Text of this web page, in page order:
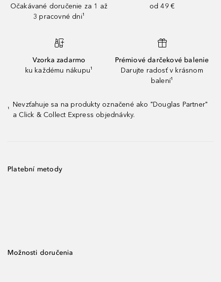
Očakávané doručenie za 1 až
3 pracovné dni¹
od 49 €
Vzorka zadarmo
ku každému nákupu¹
Prémiové darčekové balenie
Darujte radosť v krásnom
balení¹
¹
Nevzťahuje sa na produkty označené ako "Douglas Partner"
a Click & Collect Express objednávky.
Platební metody
Možnosti doručenia